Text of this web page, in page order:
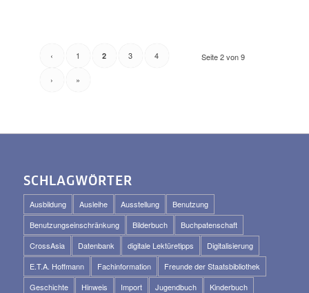
Seite 2 von 9
‹ 1 2 3 4
› »
SCHLAGWÖRTER
Ausbildung Ausleihe Ausstellung
Benutzung
Benutzungseinschränkung
Bilderbuch
Buchpatenschaft
CrossAsia
Datenbank digitale Lektüretipps
Digitalisierung
E.T.A. Hoffmann
Fachinformation
Freunde der Staatsbibliothek
Geschichte
Hinweis Import Jugendbuch
Kinderbuch